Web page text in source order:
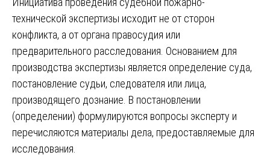
технической экспертизы исходит не от сторон
конфликта, а от органа правосудия или
предварительного расследования. Основанием для
производства экспертизы является определение суда,
постановление судьи, следователя или лица,
производящего дознание. В постановлении
(определении) формулируются вопросы эксперту и
перечисляются материалы дела, предоставляемые для
исследования.